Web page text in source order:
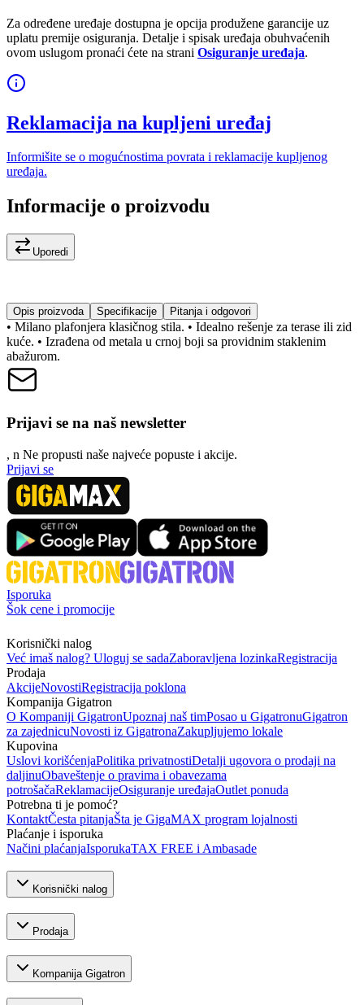
Za određene uređaje dostupna je opcija produžene garancije uz
uplatu premije osiguranja. Detalje i spisak uređaja obuhvaćenih
ovom uslugom pronaći ćete na strani Osiguranje uređaja.
Reklamacija na kupljeni uređaj
Informišite se o mogućnostima povrata i reklamacije kupljenog
uređaja.
Informacije o proizvodu
Uporedi
Opis proizvoda Specifikacije Pitanja i odgovori
• Milano plafonjera klasičnog stila. • Idealno rešenje za terase ili zid
kuće. • Izrađena od metala u crnoj boji sa providnim staklenim
abažurom.
Prijavi se na naš newsletter
, n Ne propusti naše najveće popuste i akcije.
Prijavi se
Isporuka
Šok cene i promocije
Korisnički nalog
Već imaš nalog? Uloguj se sadaZaboravljena lozinkaRegistracija
Prodaja
AkcijeNovostiRegistracija poklona
Kompanija Gigatron
O Kompaniji GigatronUpoznaj naš timPosao u GigatronuGigatron
za zajednicuNovosti iz GigatronaZakupljujemo lokale
Kupovina
Uslovi korišćenjaPolitika privatnostiDetalji ugovora o prodaji na
daljinuObaveštenje o pravima i obavezama
potrošačaReklamacijeOsiguranje uređajaOutlet ponuda
Potrebna ti je pomoć?
KontaktČesta pitanjaŠta je GigaMAX program lojalnosti
Plaćanje i isporuka
Načini plaćanjaIsporukaTAX FREE i Ambasade
Korisnički nalog
Prodaja
Kompanija Gigatron